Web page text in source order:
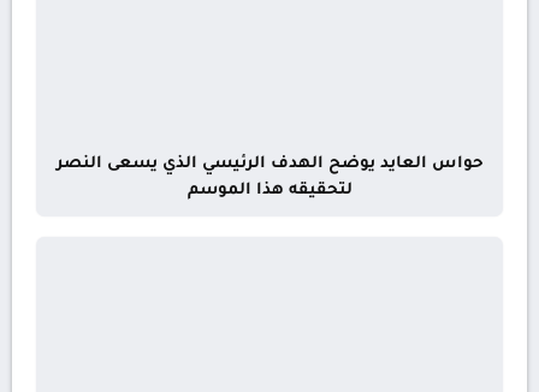
حواس العايد يوضح الهدف الرئيسي الذي يسعى النصر
لتحقيقه هذا الموسم